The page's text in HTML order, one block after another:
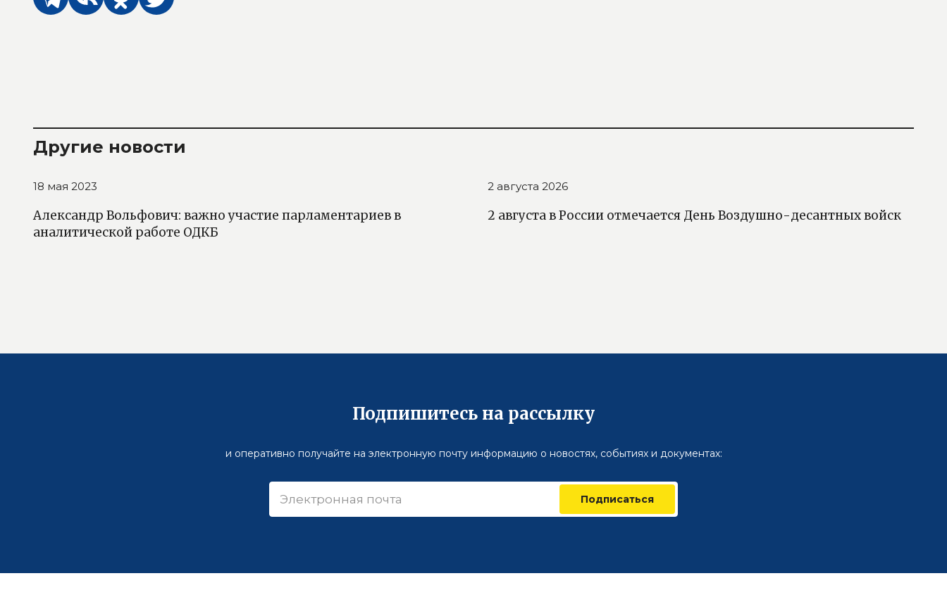
Другие новости
18 мая 2023
Александр Вольфович: важно участие парламентариев в
аналитической работе ОДКБ
2 августа 2026
2 августа в России отмечается День Воздушно-десантных войск
Подпишитесь на рассылку
и оперативно получайте на электронную почту информацию о новостях, событиях и документах:
Подписаться